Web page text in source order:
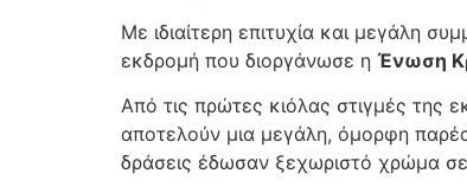
Με ιδιαίτερη επιτυχία και μεγάλη
εκδρομή που διοργάνωσε η Ένωση
Από τις πρώτες κιόλας στιγμές της
αποτελούν μια μεγάλη, όμορφη
δράσεις έδωσαν ξεχωριστό χρώμα